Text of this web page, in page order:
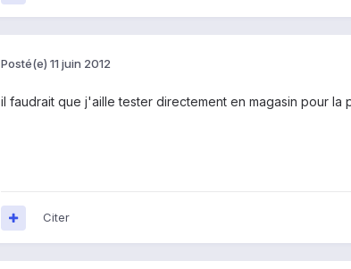
Posté(e) 11 juin 2012
il faudrait que j'aille tester directement en magasin pour la
Citer